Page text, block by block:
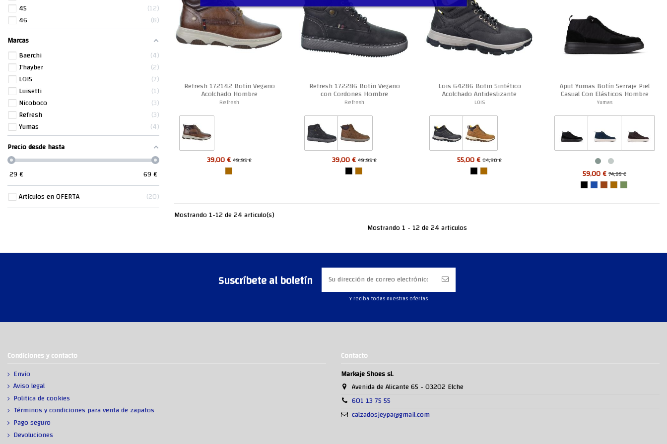
Refresh 172142 Botín Vegano
Acolchado Hombre
Refresh
39,00 €49,95 €
Refresh 172286 Botín Vegano
con Cordones Hombre
Refresh
39,00 €49,95 €
Lois 64286 Botin Sintético
Acolchado Antideslizante
Hombre
LOIS
55,00 €64,90 €
Aput Yumas Botín Serraje Piel
Casual Con Elásticos Hombre
Yumas
59,00 €74,95 €
Mostrando 1-12 de 24 articulo(s)
Mostrando 1 - 12 de 24 articulos
45
12
46
8
Marcas
Baerchi
4
J'hayber
2
LOIS
7
Luisetti
1
Nicoboco
3
Refresh
3
Yumas
4
Precio desde hasta
29€ 69€
Artículos en OFERTA
20
Suscríbete al boletín
Y reciba todas nuestras ofertas
Condiciones y contacto
Envío
Aviso legal
Politica de cookies
Términos y condiciones para venta de zapatos
Pago seguro
Devoluciones
Contacto
Markaje Shoes sl.
Avenida de Alicante 65 - 03202 Elche
601 13 75 55
calzadosjeypa@gmail.com